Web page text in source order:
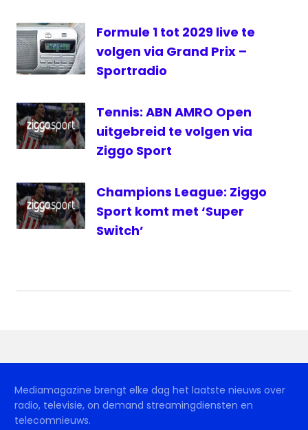
rusland
Ziggo
Sport
Formule 1 tot 2029 live te
volgen via Grand Prix –
Sportradio
Tennis: ABN AMRO Open
uitgebreid te volgen via
Ziggo Sport
Champions League: Ziggo
Sport komt met ‘Super
Switch’
Mediamagazine brengt elke dag het laatste nieuws over
radio, televisie, on demand streamingdiensten en
telecomnieuws.